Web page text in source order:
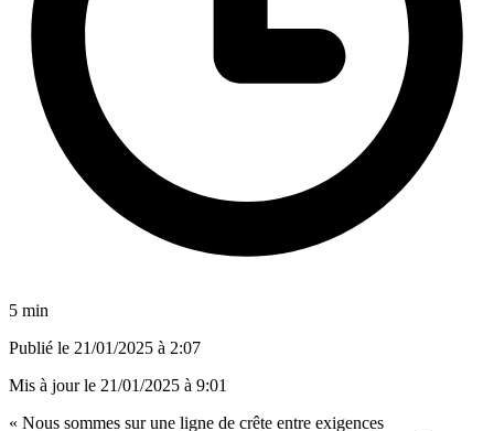
5 min
Publié le 21/01/2025 à 2:07
Mis à jour le 21/01/2025 à 9:01
« Nous sommes sur une ligne de crête entre exigences